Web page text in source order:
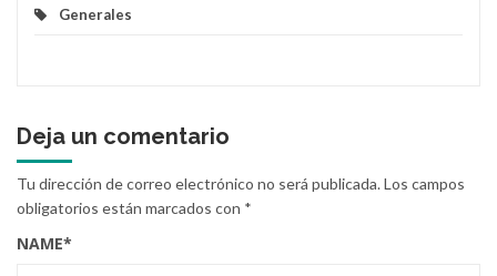
Generales
Deja un comentario
Tu dirección de correo electrónico no será publicada.Los campos
obligatorios están marcados con *
NAME*